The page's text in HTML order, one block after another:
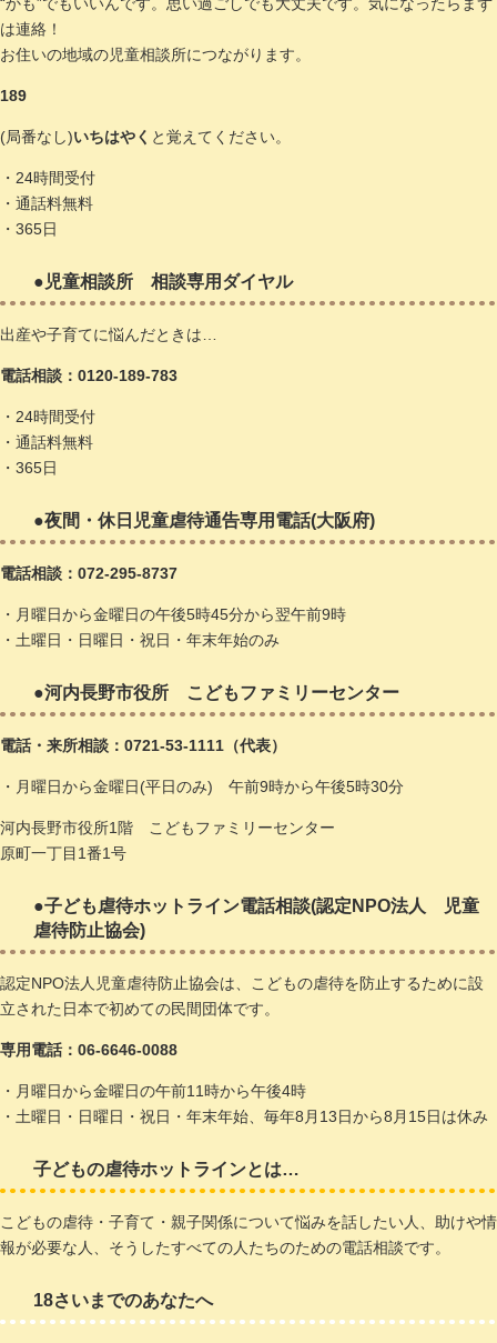
は連絡！
​お住いの地域の児童相談所につながります。
189
(局番なし)いちはやく と覚えてください。
・24時間受付
・通話料無料
・365日
●児童相談所 相談専用ダイヤル
出産や子育てに悩んだときは…
電話相談：0120-189-783
・24時間受付
・通話料無料
・365日
●夜間・休日児童虐待通告専用電話(大阪府)
電話相談：072-295-8737​
・月曜日から金曜日の午後5時45分から翌午前9時
・土曜日・日曜日・祝日・年末年始のみ
●河内長野市役所 こどもファミリーセンター
電話・来所相談：0721-53-1111（代表）​
・月曜日から金曜日(平日のみ) 午前9時から午後5時30分
河内長野市役所1階 こどもファミリーセンター
原町一丁目1番1号
●子ども虐待ホットライン電話相談(認定NPO法人 児童
虐待防止協会)
認定NPO法人児童虐待防止協会は、こどもの虐待を防止するために設
立された日本で初めての民間団体です。
専用電話：06-6646-0088
・月曜日から金曜日の午前11時から午後4時
・土曜日・日曜日・祝日・年末年始、毎年8月13日から8月15日は休み
子どもの虐待ホットラインとは…
こどもの虐待・子育て・親子関係について悩みを話したい人、助けや情
報が必要な人、そうしたすべての人たちのための電話相談です。
18さいまでのあなたへ